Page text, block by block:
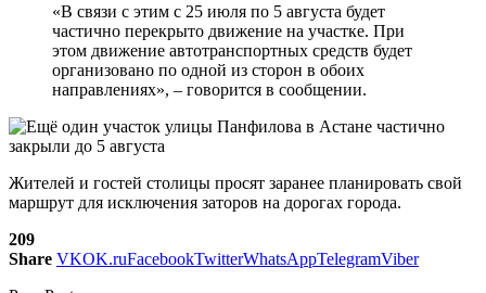
«В связи с этим с 25 июля по 5 августа будет
частично перекрыто движение на участке. При
этом движение автотранспортных средств будет
организовано по одной из сторон в обоих
направлениях», – говорится в сообщении.
Жителей и гостей столицы просят заранее планировать свой
маршрут для исключения заторов на дорогах города.
209
Share VKOK.ruFacebookTwitterWhatsAppTelegramViber